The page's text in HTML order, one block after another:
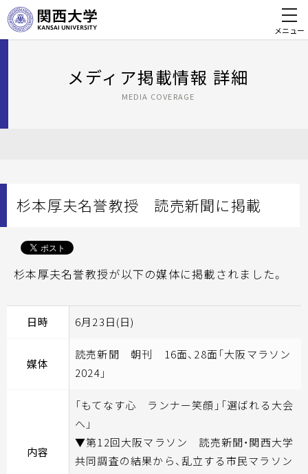
メニュー
メディア掲載情報 詳細
MEDIA COVERAGE
杉本厚夫名誉教授 読売新聞に掲載
杉本厚夫名誉教授が以下の媒体に掲載されました。
日時 6月23日(日)
媒体
読売新聞 朝刊 16面、28面「大阪マラソン
2024」
内容
「もてなす心 ランナー笑顔」「選ばれる大会
へ」
▼第12回大阪マラソン 読売新聞・関西大学
共同調査の結果から、乱立する市民マラソン